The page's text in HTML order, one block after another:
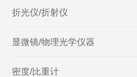
折光仪/折射仪
显微镜/物理光学仪器
密度/比重计